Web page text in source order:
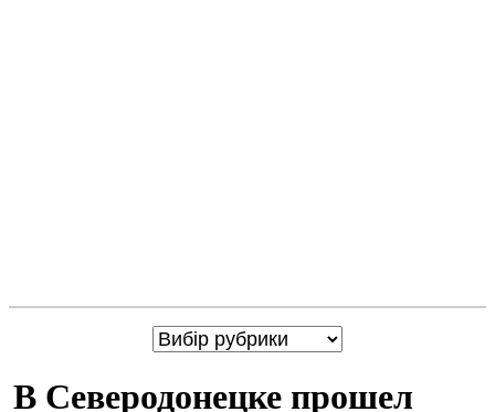
В Северодонецке прошел